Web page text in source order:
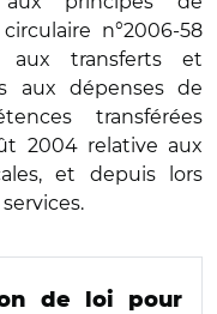
n°2006-58
transferts et
aux dépenses de
transférées
2004 relative aux
et depuis lors
de loi pour